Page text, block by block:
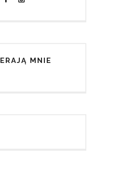
MNIE